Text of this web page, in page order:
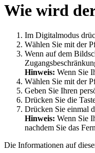
Wie wird
Im Digitalmodus
Wählen Sie mit der
Wenn auf dem
Hinweis: Wenn Sie
Wählen Sie mit der
Geben Sie Ihren
Drücken Sie die
Drücken Sie einmal
Hinweis: Wenn Sie
nachdem Sie das
Die Informationen auf